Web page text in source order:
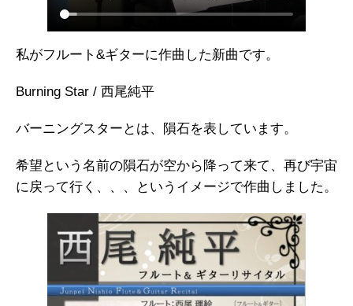
私がフルート&ギターに作曲した新曲です。
Burning Star / 西尾純平
バーニングスターとは、隕石を表しています。
希望という名前の隕石が空から降って来て、再び宇宙
に戻って行く、、、というイメージで作曲しました。